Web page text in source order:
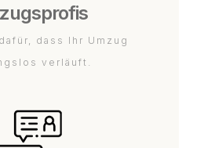
dass Ihr Umzug
verläuft.